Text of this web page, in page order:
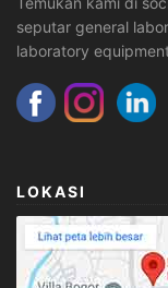
seputar general
laboratory
LOKASI